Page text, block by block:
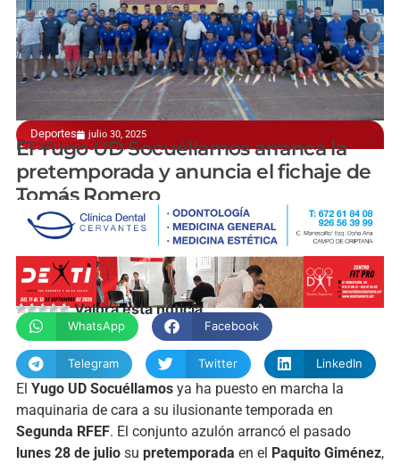
Deportes julio 30, 2025
Presentará el Trofeo Machaco ante el Real Jaén
El Yugo UD Socuéllamos arranca la
pretemporada y anuncia el fichaje de
Tomás Romero
Carlos Garrido
Valora esta noticia
WhatsApp Facebook
Telegram Twitter LinkedIn
El Yugo UD Socuéllamosya ha puesto en marcha la
maquinaria de cara a su ilusionante temporada en
Segunda RFEF. El conjunto azulón arrancó el pasado
lunes 28 de juliosu pretemporada en el Paquito Giménez,